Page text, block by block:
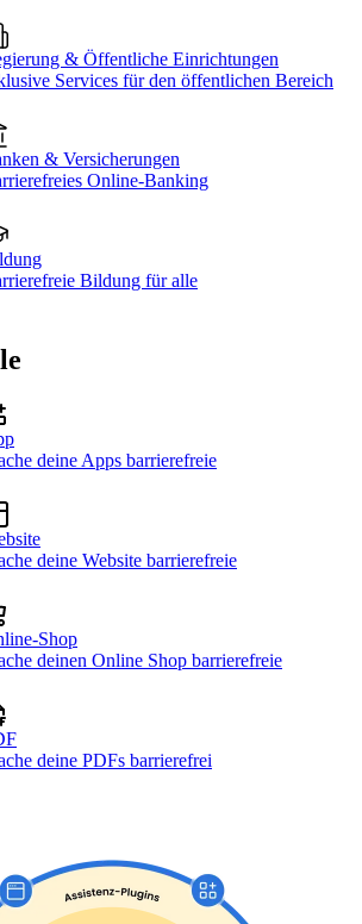
& Öffentliche Einrichtungen
Services für den öffentlichen Bereich
& Versicherungen
Online-Banking
Bildung für alle
deine Apps barrierefreie
deine Website barrierefreie
Shop
deinen Online Shop barrierefreie
deine PDFs barrierefrei